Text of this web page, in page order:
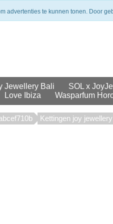
merken Veilig betalen
Jewellery Bali SOL x
Love Ibiza Wasparfum
Kettingen joy
advertenties te kunnen tonen. Door